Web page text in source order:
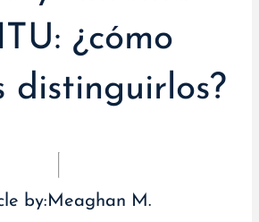
¿cómo
distinguirlos?
by:Meaghan M.